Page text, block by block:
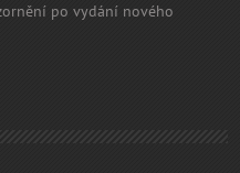
po vydání nového